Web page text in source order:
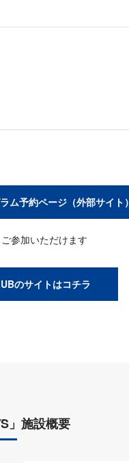
ム予約ページ（外部サイト）
参加いただけます
のサイトはコチラ
」施設概要